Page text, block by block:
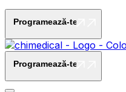
Programează-te
Programează-te